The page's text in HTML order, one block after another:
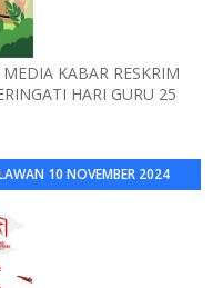
KABAR RESKRIM
HARI GURU 25
10 NOVEMBER 2024